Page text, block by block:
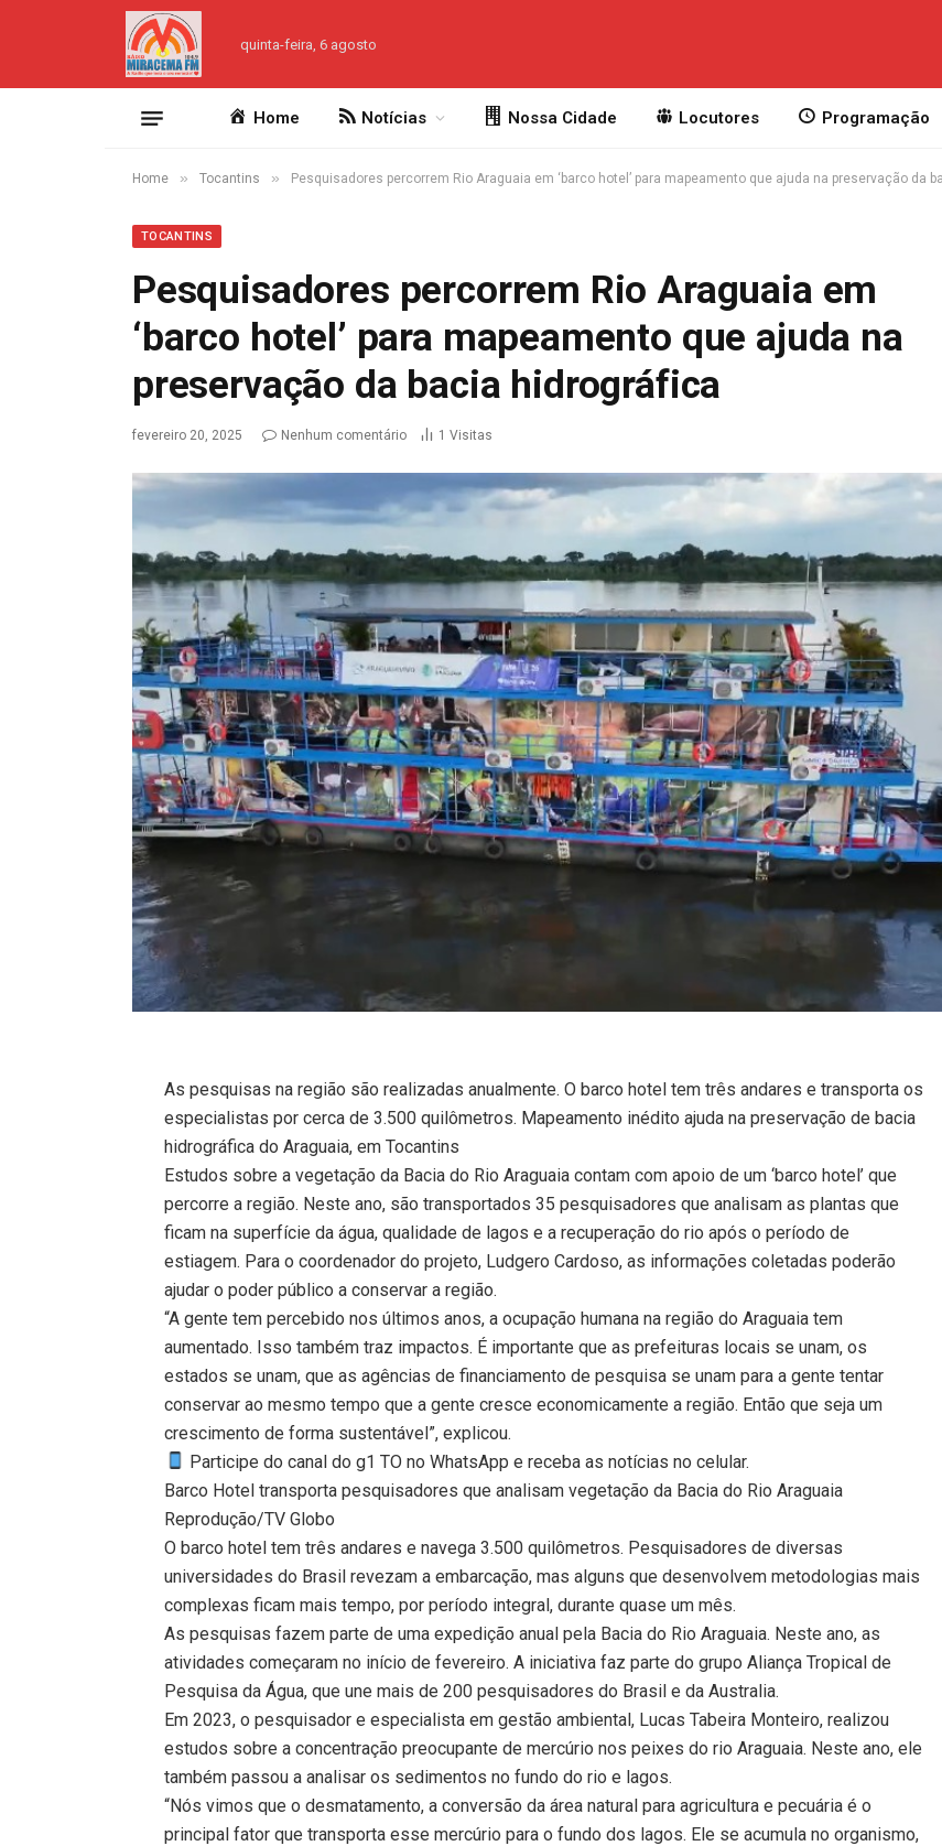
quinta-feira, 6 agosto
Home Notícias Nossa Cidade Locutores Programação
Home » Tocantins » Pesquisadores percorrem Rio Araguaia em ‘barco hotel’ para mapeamento que ajuda na preservação da
TOCANTINS
Pesquisadores percorrem Rio Araguaia em
‘barco hotel’ para mapeamento que ajuda na
preservação da bacia hidrográfica
fevereiro 20, 2025 Nenhum comentário 1 Visitas
As pesquisas na região são realizadas anualmente. O barco hotel tem três andares e transporta os
especialistas por cerca de 3.500 quilômetros. Mapeamento inédito ajuda na preservação de bacia
hidrográfica do Araguaia, em Tocantins
Estudos sobre a vegetação da Bacia do Rio Araguaia contam com apoio de um ‘barco hotel’ que
percorre a região. Neste ano, são transportados 35 pesquisadores que analisam as plantas que
ficam na superfície da água, qualidade de lagos e a recuperação do rio após o período de
estiagem. Para o coordenador do projeto, Ludgero Cardoso, as informações coletadas poderão
ajudar o poder público a conservar a região.
“A gente tem percebido nos últimos anos, a ocupação humana na região do Araguaia tem
aumentado. Isso também traz impactos. É importante que as prefeituras locais se unam, os
estados se unam, que as agências de financiamento de pesquisa se unam para a gente tentar
conservar ao mesmo tempo que a gente cresce economicamente a região. Então que seja um
crescimento de forma sustentável”, explicou.
Participe do canal do g1 TO no WhatsApp e receba as notícias no celular.
Barco Hotel transporta pesquisadores que analisam vegetação da Bacia do Rio Araguaia
Reprodução/TV Globo
O barco hotel tem três andares e navega 3.500 quilômetros. Pesquisadores de diversas
universidades do Brasil revezam a embarcação, mas alguns que desenvolvem metodologias mais
complexas ficam mais tempo, por período integral, durante quase um mês.
As pesquisas fazem parte de uma expedição anual pela Bacia do Rio Araguaia. Neste ano, as
atividades começaram no início de fevereiro. A iniciativa faz parte do grupo Aliança Tropical de
Pesquisa da Água, que une mais de 200 pesquisadores do Brasil e da Australia.
Em 2023, o pesquisador e especialista em gestão ambiental, Lucas Tabeira Monteiro, realizou
estudos sobre a concentração preocupante de mercúrio nos peixes do rio Araguaia. Neste ano, ele
também passou a analisar os sedimentos no fundo do rio e lagos.
“Nós vimos que o desmatamento, a conversão da área natural para agricultura e pecuária é o
principal fator que transporta esse mercúrio para o fundo dos lagos. Ele se acumula no organismo,